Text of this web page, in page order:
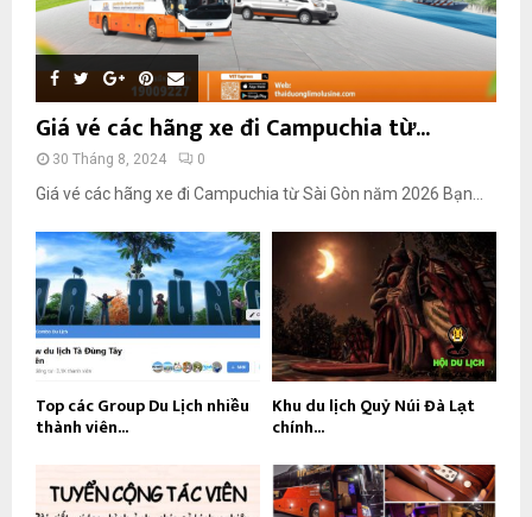
Giá vé các hãng xe đi Campuchia từ...
30 Tháng 8, 2024 0
Giá vé các hãng xe đi Campuchia từ Sài Gòn năm 2026 Bạn...
Top các Group Du Lịch nhiều
thành viên...
Khu du lịch Quỷ Núi Đà Lạt
chính...